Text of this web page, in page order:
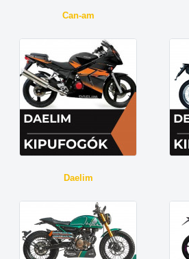
Can-am
Daelim